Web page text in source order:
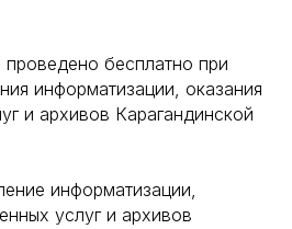
бесплатно при
информатизации, оказания
и архивов Карагандинской
информатизации,
услуг и архивов